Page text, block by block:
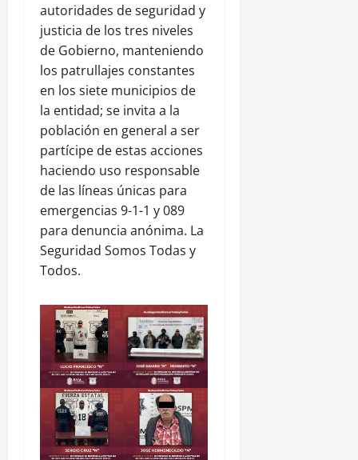
autoridades de seguridad y
justicia de los tres niveles
de Gobierno, manteniendo
los patrullajes constantes
en los siete municipios de
la entidad; se invita a la
población en general a ser
partícipe de estas acciones
haciendo uso responsable
de las líneas únicas para
emergencias 9-1-1 y 089
para denuncia anónima. La
Seguridad Somos Todas y
Todos.